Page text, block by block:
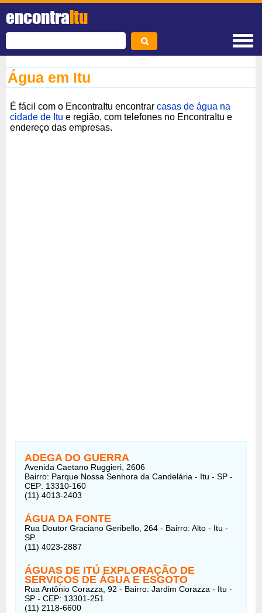
encontraItu
Água em Itu
É fácil com o EncontraItu encontrarcasas de água na
cidade de Itu e região, com telefones no EncontraItu e
endereço das empresas.
ADEGA DO GUERRA
Avenida Caetano Ruggieri, 2606
Bairro: Parque Nossa Senhora da Candelária - Itu - SP -
CEP: 13310-160
(11) 4013-2403
ÁGUA DA FONTE
Rua Doutor Graciano Geribello, 264 - Bairro: Alto - Itu -
SP
(11) 4023-2887
ÁGUAS DE ITÚ EXPLORAÇÃO DE
SERVIÇOS DE ÁGUA E ESGOTO
Rua Antônio Corazza, 92 - Bairro: Jardim Corazza - Itu -
SP - CEP: 13301-251
(11) 2118-6600